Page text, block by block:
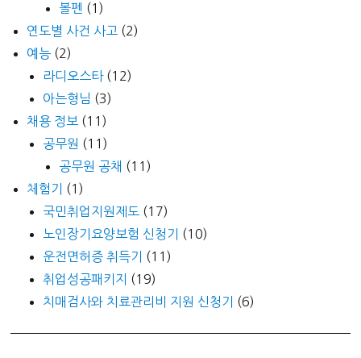
볼펜 (1)
연도별 사건 사고 (2)
예능 (2)
라디오스타(12)
아는형님 (3)
채용 정보 (11)
공무원 (11)
공무원 공채 (11)
체험기
(1)
국민취업지원제도 (17)
노인장기요양보험 신청기
(10)
운전면허증 취득기
(11)
취업성공패키지
(19)
치매검사와 치료관리비 지원 신청기
(6)